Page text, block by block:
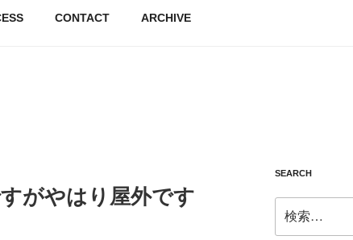
CONTACT ARCHIVE
がやはり屋外です
SEARCH
索: